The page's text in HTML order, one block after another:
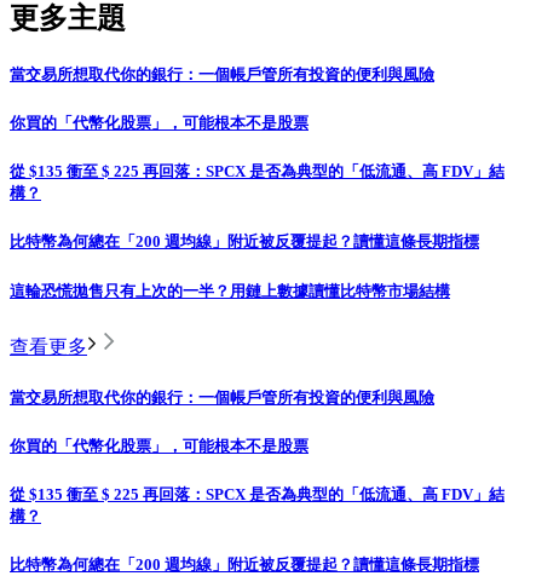
更多主題
當交易所想取代你的銀行：一個帳戶管所有投資的便利與風險
你買的「代幣化股票」，可能根本不是股票
從 $135 衝至 $ 225 再回落：SPCX 是否為典型的「低流通、高 FDV」結
構？
比特幣為何總在「200 週均線」附近被反覆提起？讀懂這條長期指標
這輪恐慌拋售只有上次的一半？用鏈上數據讀懂比特幣市場結構
查看更多
當交易所想取代你的銀行：一個帳戶管所有投資的便利與風險
你買的「代幣化股票」，可能根本不是股票
從 $135 衝至 $ 225 再回落：SPCX 是否為典型的「低流通、高 FDV」結
構？
比特幣為何總在「200 週均線」附近被反覆提起？讀懂這條長期指標